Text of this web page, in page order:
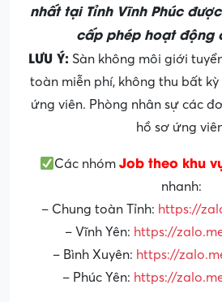
nhất tại Tỉnh Vĩnh Phúc
cấp phép hoạt động
LƯU Ý: Sàn không môi giới
toàn miễn phí, không thu bất
ứng viên. Phòng nhân sự các
hồ sơ ứng
Các nhóm Job theo khu
nhanh:
– Chung toàn Tỉnh: https://
– Vĩnh Yên: https://
– Bình Xuyên: https://
– Phúc Yên: https://